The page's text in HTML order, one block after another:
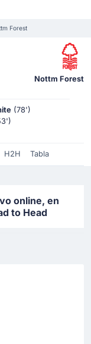
Forest
Nottm Forest
(78')
H2H Tabla
online, en
to Head